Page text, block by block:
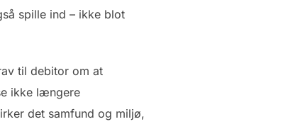
spille ind – ikke blot
til debitor om at
ikke længere
det samfund og miljø,